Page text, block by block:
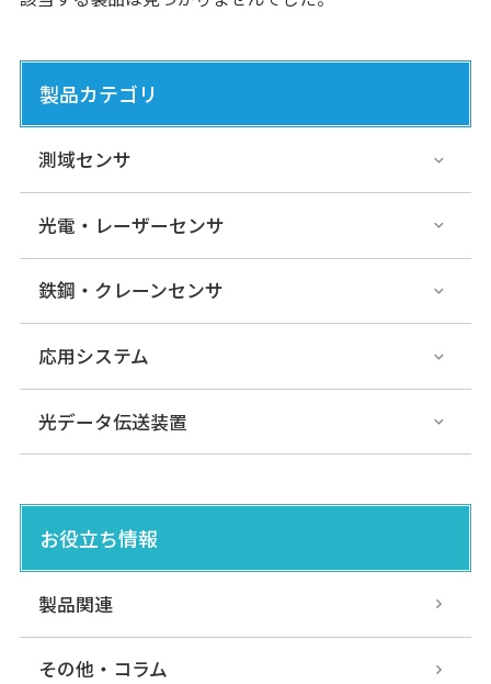
製品カテゴリ
測域センサ
光電・レーザーセンサ
鉄鋼・クレーンセンサ
応用システム
光データ伝送装置
お役立ち情報
製品関連
その他・コラム